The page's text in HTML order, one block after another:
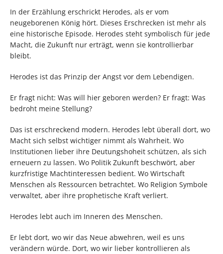
In der Erzählung erschrickt Herodes, als er vom
neugeborenen König hört. Dieses Erschrecken ist mehr als
eine historische Episode. Herodes steht symbolisch für jede
Macht, die Zukunft nur erträgt, wenn sie kontrollierbar
bleibt.
Herodes ist das Prinzip der Angst vor dem Lebendigen.
Er fragt nicht: Was will hier geboren werden? Er fragt: Was
bedroht meine Stellung?
Das ist erschreckend modern. Herodes lebt überall dort, wo
Macht sich selbst wichtiger nimmt als Wahrheit. Wo
Institutionen lieber ihre Deutungshoheit schützen, als sich
erneuern zu lassen. Wo Politik Zukunft beschwört, aber
kurzfristige Machtinteressen bedient. Wo Wirtschaft
Menschen als Ressourcen betrachtet. Wo Religion Symbole
verwaltet, aber ihre prophetische Kraft verliert.
Herodes lebt auch im Inneren des Menschen.
Er lebt dort, wo wir das Neue abwehren, weil es uns
verändern würde. Dort, wo wir lieber kontrollieren als